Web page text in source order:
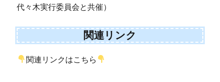
代々木実行委員会と共催）
関連リンク
関連リンクはこちら